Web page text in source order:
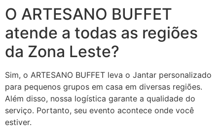
O ARTESANO BUFFET
atende a todas as regiões
da Zona Leste?
Sim, o ARTESANO BUFFET leva o Jantar personalizado
para pequenos grupos em casa em diversas regiões.
Além disso, nossa logística garante a qualidade do
serviço. Portanto, seu evento acontece onde você
estiver.